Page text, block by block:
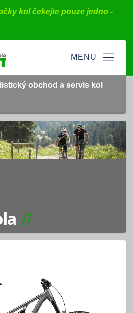
kol čekejte pouze jedno -
obchod a servis kol